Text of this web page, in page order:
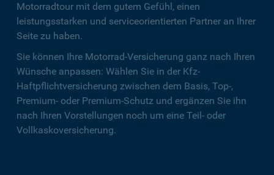
Motorradtour mit dem gutem Gefühl, einen
leistungsstarken und serviceorientierten Partner an Ihrer
Seite zu haben.
Sie können Ihre Motorrad-Versicherung ganz nach Ihren
Wünsche anpassen: Wählen Sie in der Kfz-
Haftpflichtversicherung zwischen dem Basis, Top-,
Premium- oder Premium-Schutz und ergänzen Sie ihn
nach Ihren Vorstellungen noch um eine Teil- oder
Vollkaskoversicherung.